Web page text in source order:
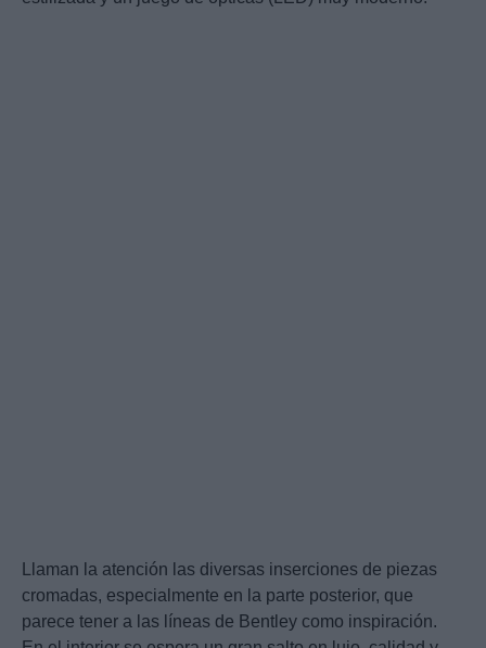
Llaman la atención las diversas inserciones de piezas
cromadas, especialmente en la parte posterior, que
parece tener a las líneas de Bentley como inspiración.